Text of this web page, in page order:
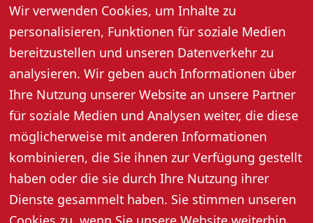
Wir verwenden Cookies, um Inhalte zu
personalisieren, Funktionen für soziale Medien
bereitzustellen und unseren Datenverkehr zu
analysieren. Wir geben auch Informationen über
Ihre Nutzung unserer Website an unsere Partner
für soziale Medien und Analysen weiter, die diese
möglicherweise mit anderen Informationen
kombinieren, die Sie ihnen zur Verfügung gestellt
haben oder die sie durch Ihre Nutzung ihrer
Dienste gesammelt haben. Sie stimmen unseren
Oberkircher Winzer eG · Renchener Straße 42 · 77704
Oberkirch
Termine: 07.05.2026, 11.06.2026, 13.08.2026
Weitere Informationen